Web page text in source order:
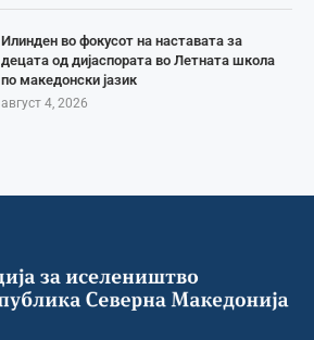
Илинден во фокусот на наставата за
децата од дијаспората во Летната школа
по македонски јазик
август 4, 2026